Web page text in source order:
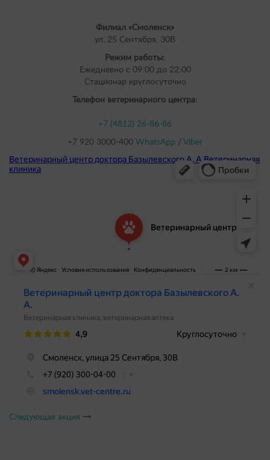
Филиал «Смоленск»
ул. 25 Сентября, 30В
Режим работы:
Ежедневно с 09:00 до 22:00
Cтационар круглосуточно
Телефон ветеринарного центра:
+7 (4812) 26-86-86
+7 920 3000-400 WhatsApp / Viber
Следующая акция